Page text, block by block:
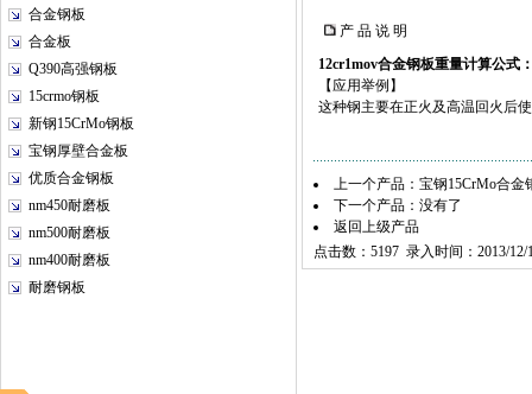
合金钢板
合金板
Q390高强钢板
15crmo钢板
新钢15CrMo钢板
宝钢厚壁合金板
优质合金钢板
nm450耐磨板
nm500耐磨板
nm400耐磨板
耐磨钢板
产 品 说 明
12cr1mov合金钢板重量计算公式
【应用举例】
这种钢主要在正火及高温回火后
上一个产品： 宝钢15CrMo合金
下一个产品：没有了
返回上级产品
点击数：5197 录入时间：2013/12/